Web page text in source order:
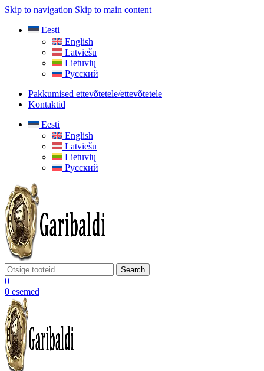
Skip to navigation Skip to main content
Eesti
English
Latviešu
Lietuvių
Русский
Pakkumised ettevõtetele/ettevõtetele
Kontaktid
Eesti
English
Latviešu
Lietuvių
Русский
Search
0
0 esemed